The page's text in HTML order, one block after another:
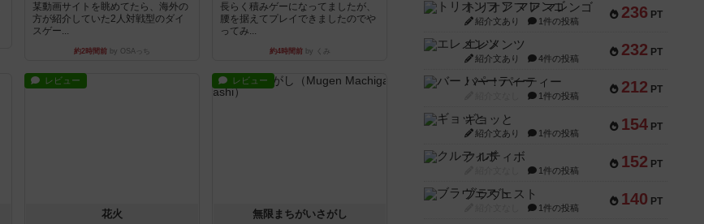
某動画サイトを眺めてたら、海外の
方が紹介していた2人対戦型のダイ
スゲー...
約2時間前 by OSAっち
長らく積みゲーになってましたが、
腰を据えてプレイできましたのでや
ってみ...
約4時間前by くみ
レビュー
花火
レビュー
無限まちがいさがし
236 PT
トリオンフ ア マレンゴ
紹介文あり 1件の投稿
232 PT
エレメンツ
紹介文あり 4件の投稿
212 PT
バー！パーティー
1件の投稿
154 PT
ギョッと
紹介文あり 1件の投稿
152 PT
クルティボ
1件の投稿
140 PT
ブラヴェスト
1件の投稿